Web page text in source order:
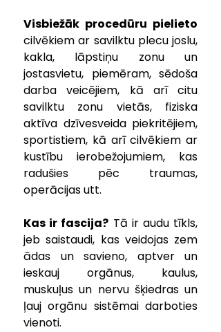
Visbiežāk procedūru pielieto
cilvēkiem ar savilktu plecu joslu,
kakla, lāpstiņu zonu un
jostasvietu, piemēram, sēdoša
darba veicējiem, kā arī citu
savilktu zonu vietās, fiziska
aktīva dzīvesveida piekritējiem,
sportistiem, kā arī cilvēkiem ar
kustību ierobežojumiem, kas
radušies pēc traumas,
operācijas utt.
Kas ir fascija? Tā ir audu tīkls,
jeb saistaudi, kas veidojas zem
ādas un savieno, aptver un
ieskauj orgānus, kaulus,
muskuļus un nervu šķiedras un
ļauj orgānu sistēmai darboties
vienoti.